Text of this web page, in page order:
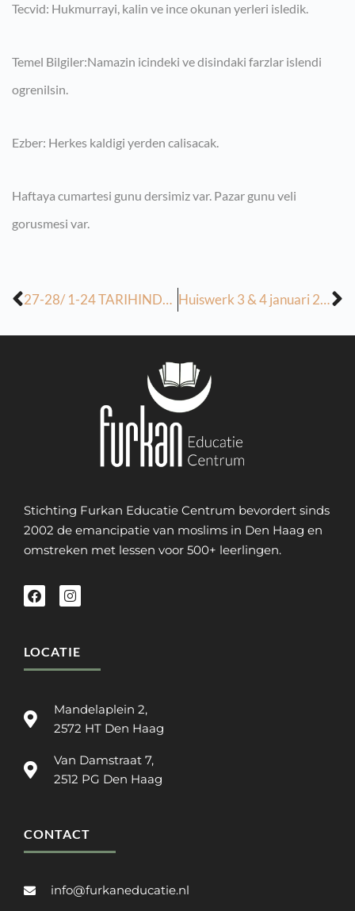
Tecvid: Hukmurrayi, kalin ve ince okunan yerleri isledik.
Temel Bilgiler:Namazin icindeki ve disindaki farzlar islendi
ogrenilsin.
Ezber: Herkes kaldigi yerden calisacak.
Haftaya cumartesi gunu dersimiz var. Pazar gunu veli
gorusmesi var.
27-28/ 1-24 TARIHINDE ISLENILEN VE HAFTAYA ISLENILECEK DERSLER Huiswerk 3 & 4 januari 2024
Stichting Furkan Educatie Centrum bevordert sinds
2002 de emancipatie van moslims in Den Haag en
omstreken met lessen voor 500+ leerlingen.
LOCATIE
Mandelaplein 2,
2572 HT Den Haag
Van Damstraat 7,
2512 PG Den Haag
CONTACT
info@furkaneducatie.nl